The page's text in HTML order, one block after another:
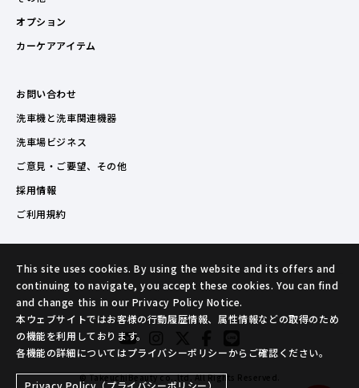
オプション
カーケアアイテム
お問い合わせ
洗車機と洗車関連機器
洗車場ビジネス
ご意見・ご要望、その他
採用情報
ご利用規約
© TakeuchiBeauty co.,ltd. All Rights Reserved.
This site uses cookies. By using the website and its offers and
continuing to navigate, you accept these cookies. You can find
and change this in our Privacy Policy Notice.
本ウェブサイトではお客様の行動履歴情報、属性情報などの取得のため
の機能を利用しております。
各機能の詳細についてはプライバシーポリシーからご確認ください。
Privacy Policy（プライバシーポリシー）